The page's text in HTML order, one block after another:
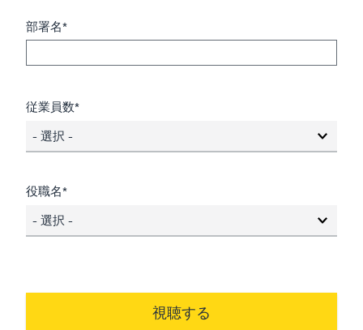
部署名*
従業員数*
- 選択 -
役職名*
- 選択 -
視聴する